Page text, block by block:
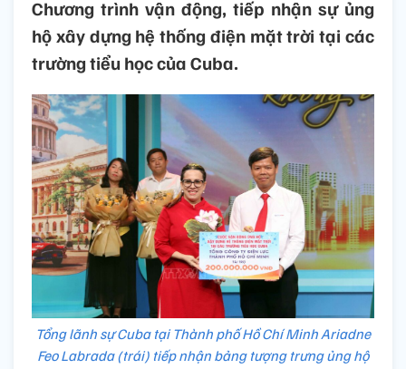
Chương trình vận động, tiếp nhận sự ủng
hộ xây dựng hệ thống điện mặt trời tại các
trường tiểu học của Cuba.
Tổng lãnh sự Cuba tại Thành phố Hồ Chí Minh Ariadne
Feo Labrada (trái) tiếp nhận bảng tượng trưng ủng hộ